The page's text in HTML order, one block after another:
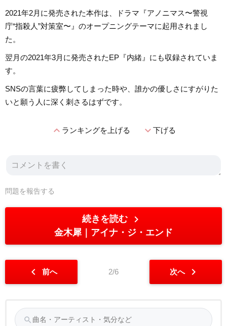
2021年2月に発売された本作は、ドラマ『アノニマス〜警視
庁“指殺人”対策室〜』のオープニングテーマに起用されまし
た。
翌月の2021年3月に発売されたEP『内緒』にも収録されていま
す。
SNSの言葉に疲弊してしまった時や、誰かの優しさにすがりた
いと願う人に深く刺さるはずです。
expand_lessランキングを上げる expand_more下げる
問題を報告する
続きを読む chevron_right
金木犀 アイナ・ジ・エンド
chevron_left 前へ 2/6 次へ chevron_right
search